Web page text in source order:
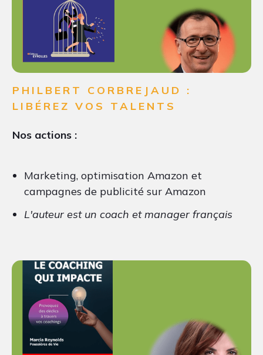
PHILBERT CORBREJAUD :
LIBÉREZ VOS TALENTS
Nos actions :
Marketing, optimisation Amazon et
campagnes de publicité sur Amazon
L'auteur est un coach et manager français